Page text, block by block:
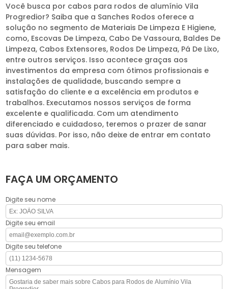
Você busca por cabos para rodos de alumínio Vila
Progredior? Saiba que a Sanches Rodos oferece a
solução no segmento de Materiais De Limpeza E Higiene,
como, Escovas De Limpeza, Cabo De Vassoura, Baldes De
Limpeza, Cabos Extensores, Rodos De Limpeza, Pá De Lixo,
entre outros serviços. Isso acontece graças aos
investimentos da empresa com ótimos profissionais e
instalações de qualidade, buscando sempre a
satisfação do cliente e a excelência em produtos e
trabalhos. Executamos nossos serviços de forma
excelente e qualificada. Com um atendimento
diferenciado e cuidadoso, teremos o prazer de sanar
suas dúvidas. Por isso, não deixe de entrar em contato
para saber mais.
FAÇA UM ORÇAMENTO
Digite seu nome
Digite seu email
Digite seu telefone
Mensagem